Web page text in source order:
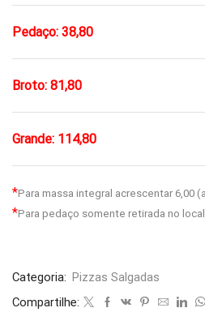
Pedaço: 38,80
Broto: 81,80
Grande: 114,80
*Para massa integral acrescentar 6,00
*Para pedaço somente retirada no
Categoria: Pizzas Salgadas
Compartilhe: